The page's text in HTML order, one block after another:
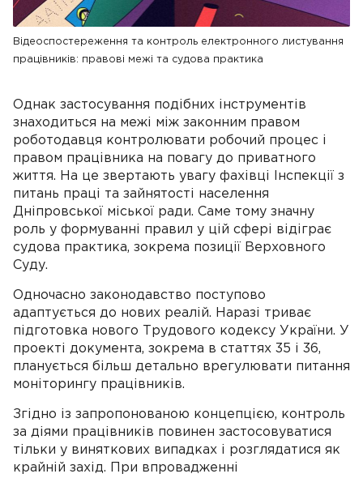
Відеоспостереження та контроль електронного листування
працівників: правові межі та судова практика
Однак застосування подібних інструментів
знаходиться на межі між законним правом
роботодавця контролювати робочий процес і
правом працівника на повагу до приватного
життя. На це звертають увагу фахівці Інспекції з
питань праці та зайнятості населення
Дніпровської міської ради. Саме тому значну
роль у формуванні правил у цій сфері відіграє
судова практика, зокрема позиції Верховного
Суду.
Одночасно законодавство поступово
адаптується до нових реалій. Наразі триває
підготовка нового Трудового кодексу України. У
проекті документа, зокрема в статтях 35 і 36,
планується більш детально врегулювати питання
моніторингу працівників.
Згідно із запропонованою концепцією, контроль
за діями працівників повинен застосовуватися
тільки у виняткових випадках і розглядатися як
крайній захід. При впровадженні